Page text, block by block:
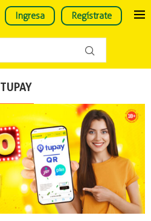
Ingresa Regístrate
TUPAY